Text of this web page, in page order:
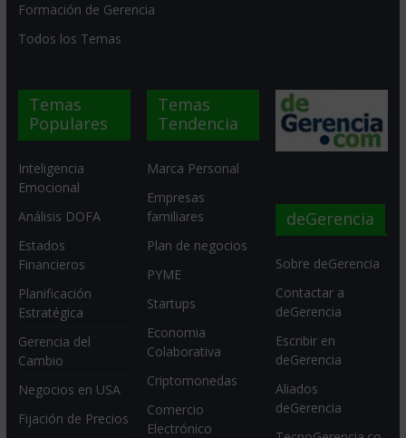
Formación de Gerencia
Todos los Temas
Temas
Populares
Inteligencia
Emocional
Análisis DOFA
Estados
Financieros
Planificación
Estratégica
Gerencia del
Cambio
Negocios en USA
Fijación de Precios
Temas
Tendencia
Marca Personal
Empresas
familiares
Plan de negocios
PYME
Startups
Economia
Colaborativa
Criptomonedas
Comercio
Electrónico
deGerencia
Sobre deGerencia
Contactar a
deGerencia
Escribir en
deGerencia
Aliados
deGerencia